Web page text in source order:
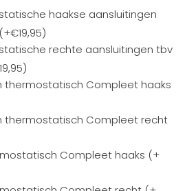
haakse aansluitingen
rechte aansluitingen tbv
thermostatisch Compleet haaks
thermostatisch Compleet recht
Compleet haaks (+